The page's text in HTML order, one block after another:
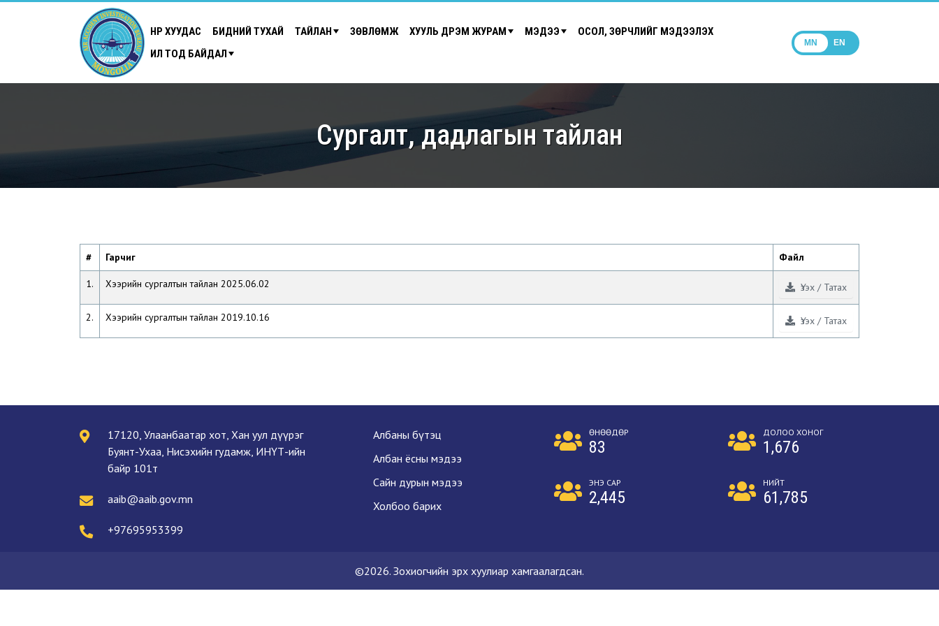
НҮҮР ХУУДАС БИДНИЙ ТУХАЙ ТАЙЛАН ЗӨВЛӨМЖ ХУУЛЬ ДҮРЭМ ЖУРАМ МЭДЭЭ
ОСОЛ, ЗӨРЧЛИЙГ МЭДЭЭЛЭХ
ИЛ ТОД БАЙДАЛ
MN EN
Сургалт, дадлагын тайлан
# Гарчиг Файл
1. Хээрийн сургалтын тайлан 2025.06.02 Үзэх / Татах
2. Хээрийн сургалтын тайлан 2019.10.16 Үзэх / Татах
17120, Улаанбаатар хот, Хан уул дүүрэг
Буянт-Ухаа, Нисэхийн гудамж, ИНҮТ-ийн
байр 101т
aaib@aaib.gov.mn
+97695953399
Албаны бүтэц
Албан ёсны мэдээ
Сайн дурын мэдээ
Холбоо барих
ӨНӨӨДӨР
83
ДОЛОО ХОНОГ
1,676
ЭНЭ САР
2,445
НИЙТ
61,785
©2026. Зохиогчийн эрх хуулиар хамгаалагдсан.